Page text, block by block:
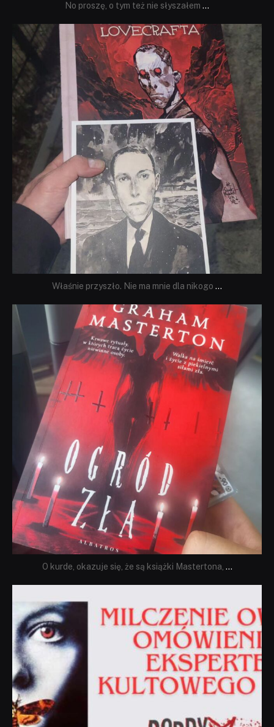
No proszę, o tym też nie słyszałem ...
dobryhorror
Wrz 19
Właśnie przyszło. Nie ma mnie dla nikogo ...
dobryhorror
Sie 23
O kurde, okazuje się, że są książki Mastertona, ...